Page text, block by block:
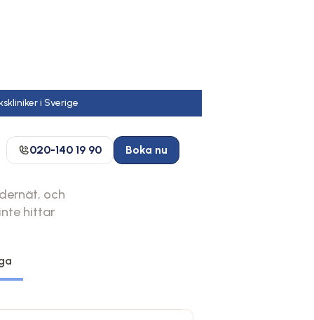
020-140 19 90 Boka nu
och
hittar